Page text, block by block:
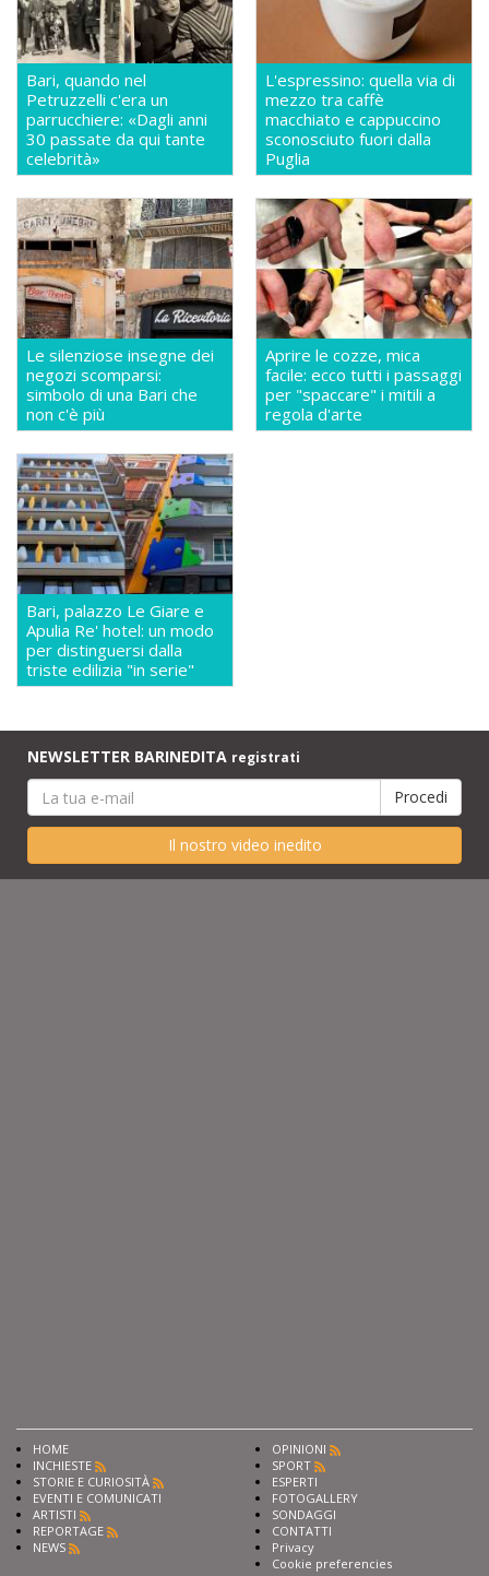
Bari, quando nel
Petruzzelli c'era un
parrucchiere: «Dagli anni
30 passate da qui tante
celebrità»
L'espressino: quella via di
mezzo tra caffè
macchiato e cappuccino
sconosciuto fuori dalla
Puglia
Le silenziose insegne dei
negozi scomparsi:
simbolo di una Bari che
non c'è più
Aprire le cozze, mica
facile: ecco tutti i passaggi
per "spaccare" i mitili a
regola d'arte
Bari, palazzo Le Giare e
Apulia Re' hotel: un modo
per distinguersi dalla
triste edilizia "in serie"
NEWSLETTER BARINEDITA registrati
Il nostro video inedito
HOME
INCHIESTE
STORIE E CURIOSITÀ
EVENTI E COMUNICATI
ARTISTI
REPORTAGE
NEWS
OPINIONI
SPORT
ESPERTI
FOTOGALLERY
SONDAGGI
CONTATTI
Privacy
Cookie preferencies